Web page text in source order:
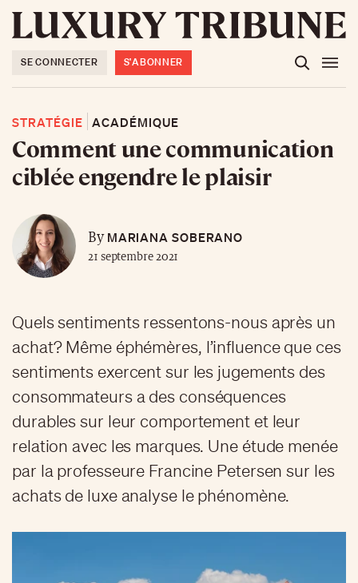
SE CONNECTER S'ABONNER
STRATÉGIE ACADÉMIQUE
Comment une communication
ciblée engendre le plaisir
ByMARIANA SOBERANO
21 septembre 2021
Quels sentiments ressentons-nous après un
achat? Même éphémères, l’influence que ces
sentiments exercent sur les jugements des
consommateurs a des conséquences
durables sur leur comportement et leur
relation avec les marques. Une étude menée
par la professeure Francine Petersen sur les
achats de luxe analyse le phénomène.